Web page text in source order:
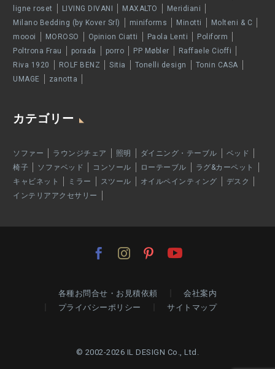
ligne roset
LIVING DIVANI MAXALTO
Meridiani
Milano Bedding (by Kover Srl)
miniforms Minotti
Molteni & C
moooi
MOROSO Opinion Ciatti Paola Lenti
Poliform
Poltrona Frau
porada porro PP Møbler
Raffaele Cioffi
Riva 1920
ROLF BENZ Sitia Tonelli design
Tonin CASA
UMAGE
zanotta
カテゴリー
ソファー ラウンジチェア 照明 ダイニング・テーブル
ベッド
椅子
ソファベッド コンソール ローテーブル
ラグ&カーペット
キャビネット
ミラー スツール オイルペインティング
デスク
インテリアアクセサリー
各種お問合せ・お見積依頼
会社案内
プライバシーポリシー
サイトマップ
© 2002-2026 IL DESIGN Co., Ltd.